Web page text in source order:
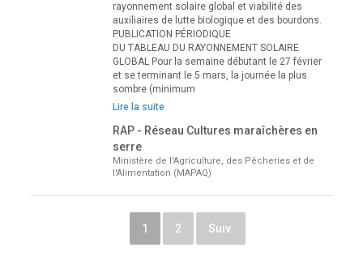
rayonnement solaire global et viabilité des
auxiliaires de lutte biologique et des bourdons.
PUBLICATION PÉRIODIQUE
DU TABLEAU DU RAYONNEMENT SOLAIRE
GLOBAL Pour la semaine débutant le 27 février
et se terminant le 5 mars, la journée la plus
sombre (minimum
Lire la suite
RAP - Réseau Cultures maraîchères en
serre
Ministère de l'Agriculture, des Pêcheries et de
l'Alimentation (MAPAQ)
1 2 Suiv.